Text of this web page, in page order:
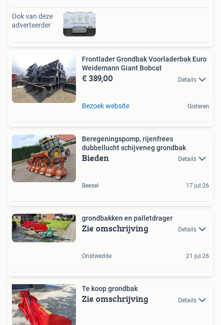
Ook van deze
adverteerder
Frontlader Grondbak Voorladerbak Euro
Weidemann Giant Bobcat
€ 389,00 Details
Bezoek website Gisteren
Beregeningspomp, rijenfrees
dubbellucht schijveneg grondbak
Bieden Details
Beesel 17 jul 26
grondbakken en palletdrager
Zie omschrijving Details
Onstwedde 21 jul 26
Te koop grondbak
Zie omschrijving Details